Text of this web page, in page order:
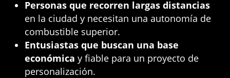
Personas que recorren largas distancias
en la ciudad y necesitan una autonomía de
combustible superior.
Entusiastas que buscan una base
económica y fiable para un proyecto de
personalización.